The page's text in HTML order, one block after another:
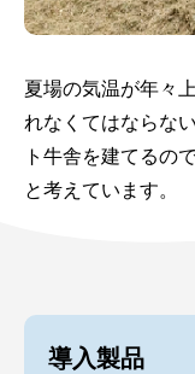
夏場の気温が年々
れなくてはならな
ト牛舎を建てるの
と考えています。
導入製品